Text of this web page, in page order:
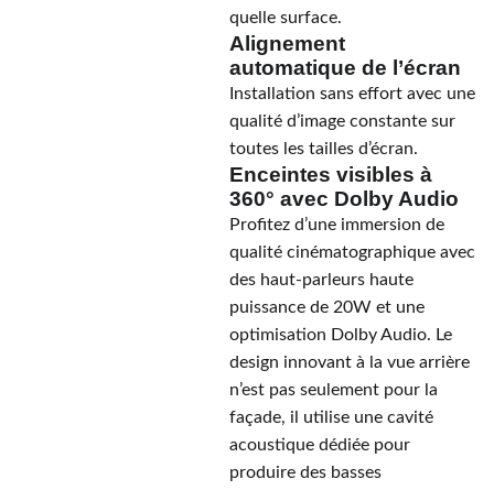
quelle surface.
Alignement
automatique de l’écran
Installation sans effort avec une
qualité d’image constante sur
toutes les tailles d’écran.
Enceintes visibles à
360° avec Dolby Audio
Profitez d’une immersion de
qualité cinématographique avec
des haut-parleurs haute
puissance de 20W et une
optimisation Dolby Audio. Le
design innovant à la vue arrière
n’est pas seulement pour la
façade, il utilise une cavité
acoustique dédiée pour
produire des basses